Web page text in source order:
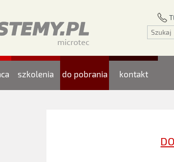
szkolenia do pobrania kontakt